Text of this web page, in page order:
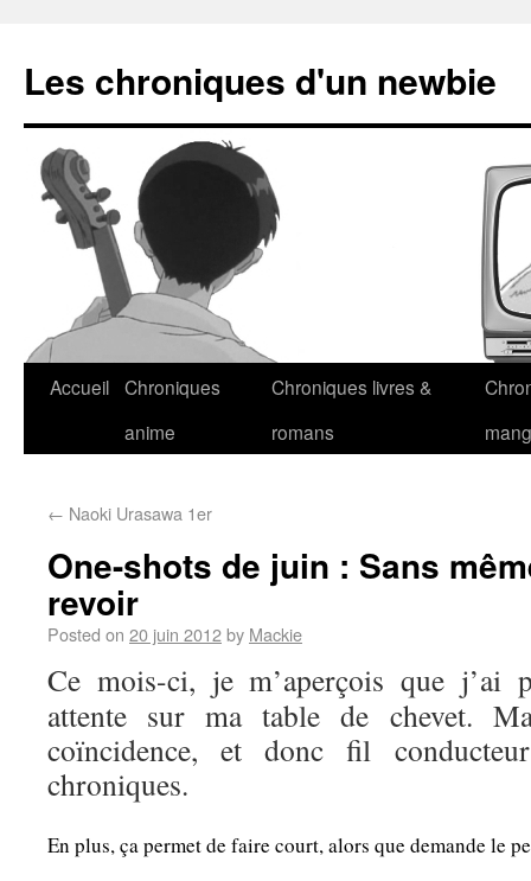
Les chroniques d'un newbie
Accueil Chroniques
anime
Chroniques livres &
romans
← Naoki Urasawa 1er
One-shots de juin : Sans
revoir
Posted on 20 juin 2012by Mackie
Ce mois-ci, je m’aperçois que j’ai
attente sur ma table de chevet.
coïncidence, et donc fil
chroniques.
En plus, ça permet de faire court, alors que demande le